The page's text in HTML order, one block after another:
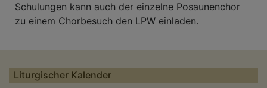
Schulungen kann auch der einzelne Posaunenchor
zu einem Chorbesuch den LPW einladen.
Liturgischer Kalender